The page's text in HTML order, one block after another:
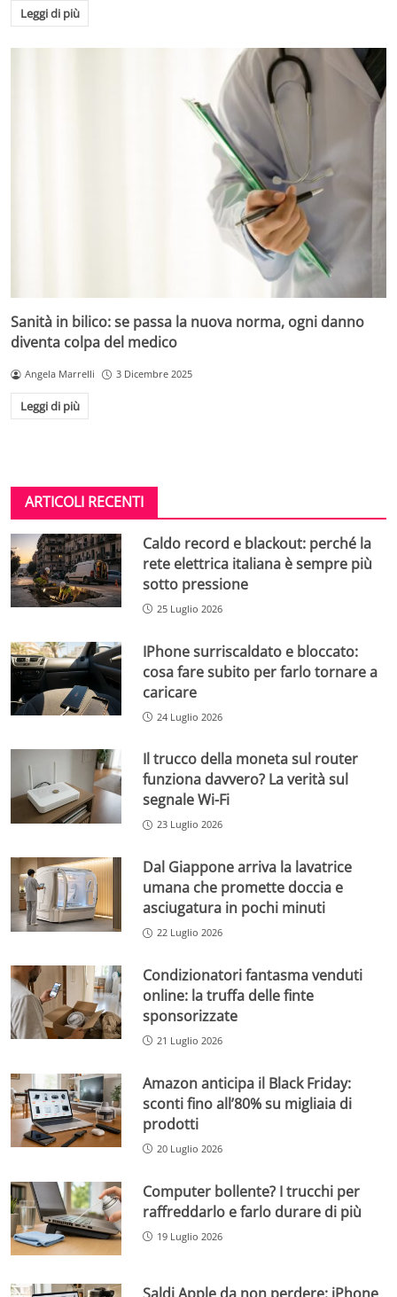
Leggi di più
Sanità in bilico: se passa la nuova norma, ogni danno
diventa colpa del medico
Angela Marrelli 3 Dicembre 2025
Leggi di più
ARTICOLI RECENTI
Caldo record e blackout: perché la
rete elettrica italiana è sempre più
sotto pressione
25 Luglio 2026
IPhone surriscaldato e bloccato:
cosa fare subito per farlo tornare a
caricare
24 Luglio 2026
Il trucco della moneta sul router
funziona davvero? La verità sul
segnale Wi-Fi
23 Luglio 2026
Dal Giappone arriva la lavatrice
umana che promette doccia e
asciugatura in pochi minuti
22 Luglio 2026
Condizionatori fantasma venduti
online: la truffa delle finte
sponsorizzate
21 Luglio 2026
Amazon anticipa il Black Friday:
sconti fino all’80% su migliaia di
prodotti
20 Luglio 2026
Computer bollente? I trucchi per
raffreddarlo e farlo durare di più
19 Luglio 2026